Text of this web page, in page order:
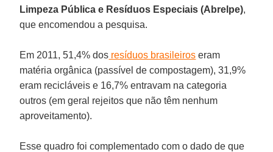
Limpeza Pública e Resíduos Especiais (Abrelpe),
que encomendou a pesquisa.
Em 2011, 51,4% dos resíduos brasileiros eram
matéria orgânica (passível de compostagem), 31,9%
eram recicláveis e 16,7% entravam na categoria
outros (em geral rejeitos que não têm nenhum
aproveitamento).
Esse quadro foi complementado com o dado de que